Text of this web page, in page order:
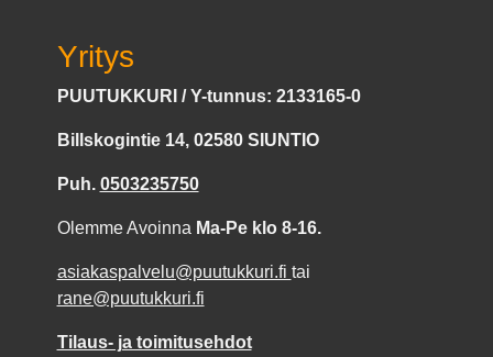
Yritys
PUUTUKKURI / Y-tunnus: 2133165-0
Billskogintie 14, 02580 SIUNTIO
Puh. 0503235750
Olemme Avoinna Ma-Pe klo 8-16.
asiakaspalvelu@puutukkuri.fi tai
rane@puutukkuri.fi
Tilaus- ja toimitusehdot